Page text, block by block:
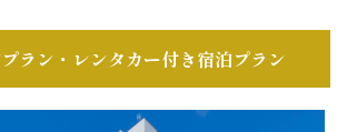
ラン・レンタカー付き宿泊プラン